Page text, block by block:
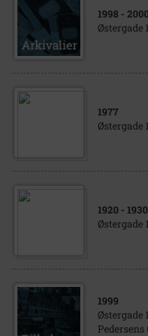
1998 - 2000
Østergade
1977
Østergade
1920 - 1930
Østergade
1999
Østergade
Pedersens